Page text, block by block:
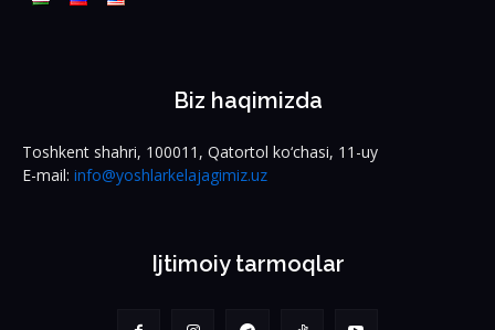
Biz haqimizda
Toshkent shahri, 100011, Qatortol ko‘chasi, 11-uy
E-mail: info@yoshlarkelajagimiz.uz
Ijtimoiy tarmoqlar